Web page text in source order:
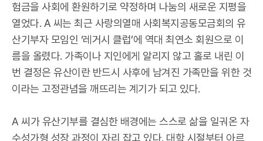
험금을 사회에 환원하기로 약정하며 나눔의 새로운 지평을
열었다. A 씨는 최근 사랑의열매 사회복지공동모금회의 유
산기부자 모임인 ‘레거시 클럽’에 역대 최연소 회원으로 이
름을 올렸다. 가족이나 지인에게 알리지 않고 홀로 내린 이
번 결정은 유산이란 반드시 사후에 남겨진 가족만을 위한 것
이라는 고정관념을 깨뜨리는 계기가 되고 있다.
A 씨가 유산기부를 결심한 배경에는 스스로 삶을 일궈온 자
수성가형 성장 과정이 자리 잡고 있다. 대학 시절부터 아르